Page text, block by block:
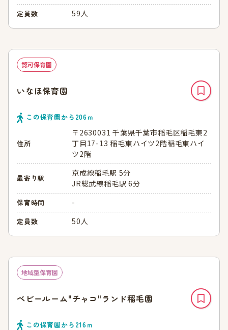
定員数 59人
認可保育園
いなほ保育園
この保育園から 206ｍ
住所
〒2630031 千葉県千葉市稲毛区稲毛東2
丁目17-13 稲毛東ハイツ2階稲毛東ハイ
ツ2階
最寄り駅
京成線稲毛駅 5分
JR総武線稲毛駅 6分
保育時間 -
定員数 50人
地域型保育園
ベビールーム"チャコ"ランド稲毛園
この保育園から 216ｍ